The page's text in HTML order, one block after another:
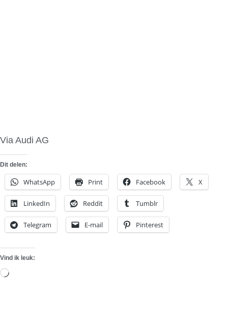
Via Audi AG
Dit delen:
WhatsApp Print Facebook X
LinkedIn Reddit Tumblr
Telegram E-mail Pinterest
Vind ik leuk:
Aan